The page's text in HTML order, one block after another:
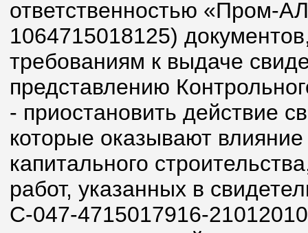
ответственностью
1064715018125)
требованиям к выдаче
представлению
- приостановить действие
которые оказывают
капитального
работ, указанных в
С-047-4715017916-